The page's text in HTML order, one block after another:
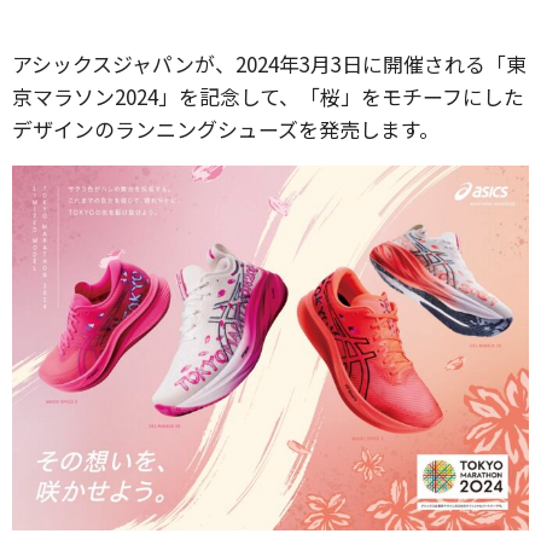
アシックスジャパンが、2024年3月3日に開催される「東
京マラソン2024」を記念して、「桜」をモチーフにした
デザインのランニングシューズを発売します。